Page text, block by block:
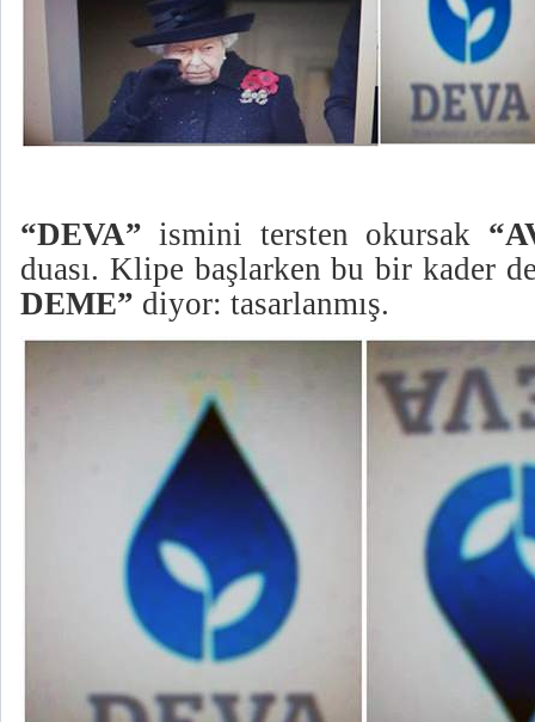
“DEVA” ismini tersten okursak
duası. Klipe başlarken bu bir kader
DEME” diyor: tasarlanmış.